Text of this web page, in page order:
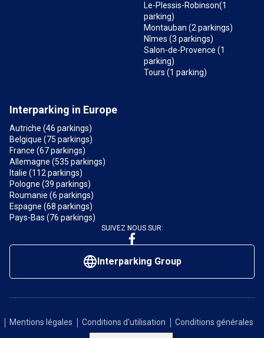
Le-Plessis-Robinson(1
parking)
Montauban (2 parkings)
Nîmes (3 parkings)
Salon-de-Provence (1
parking)
Tours (1 parking)
Interparking in Europe
Autriche (46 parkings)
Belgique (75 parkings)
France (67 parkings)
Allemagne (535 parkings)
Italie (112 parkings)
Pologne (39 parkings)
Roumanie (6 parkings)
Espagne (68 parkings)
Pays-Bas (76 parkings)
SUIVEZ NOUS SUR:
Interparking Group
Mentions légales Conditions d'utilisation Conditions générales